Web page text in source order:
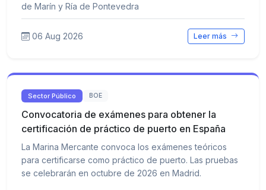
de Marín y Ría de Pontevedra
06 Aug 2026 Leer más
Sector Público BOE
Convocatoria de exámenes para obtener la
certificación de práctico de puerto en España
La Marina Mercante convoca los exámenes teóricos
para certificarse como práctico de puerto. Las pruebas
se celebrarán en octubre de 2026 en Madrid.